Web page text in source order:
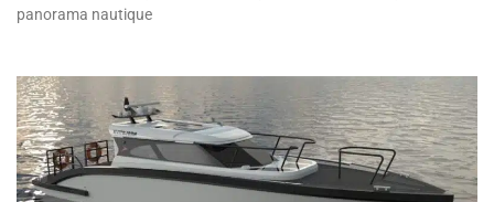
panorama nautique